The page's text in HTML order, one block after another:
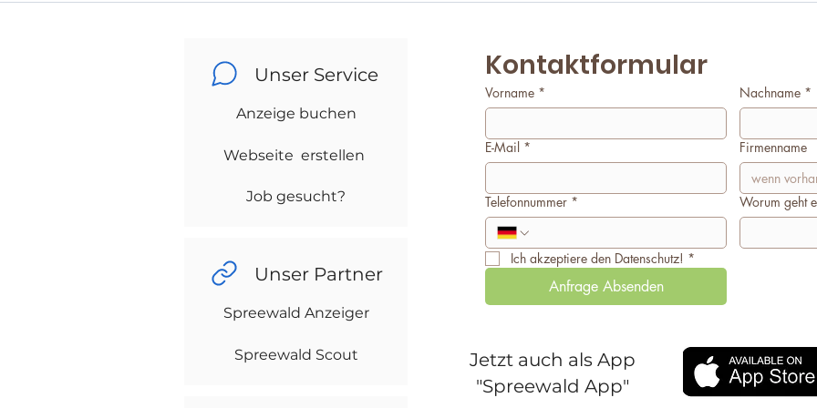
Unser Service
Anzeige buchen
Webseite erstellen
Job gesucht?
Unser Partner
Spreewald Anzeiger
Spreewald Scout
Kontaktformular
Vorname * Nachname *
E-Mail * Firmenname
Telefonnummer * Worum geht
Ich akzeptiere den Datenschutz! *
Anfrage Absenden
Jetzt auch als App
"Spreewald App"